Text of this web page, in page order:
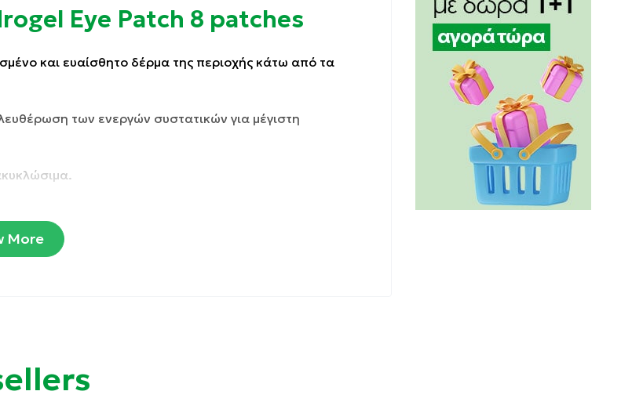
Eye Patch 8 patches
και ευαίσθητο δέρμα της περιοχής κάτω από τα
των ενεργών συστατικών για μέγιστη
More